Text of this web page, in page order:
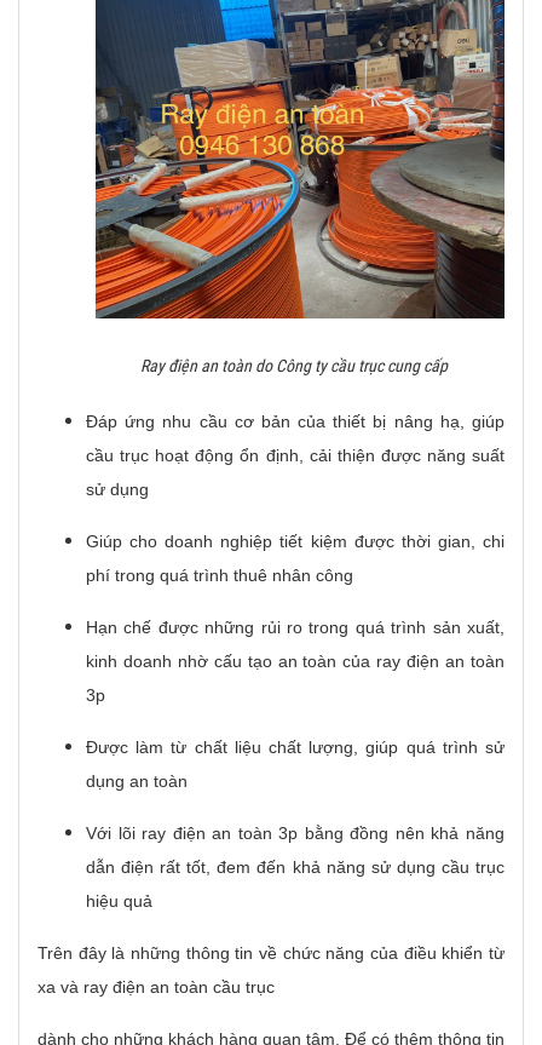
Ray điện an toàn do Công ty cầu trục cung cấp
Đáp ứng nhu cầu cơ bản của thiết bị nâng hạ, giúp
cầu trục hoạt động ổn định, cải thiện được năng suất
sử dụng
Giúp cho doanh nghiệp tiết kiệm được thời gian, chi
phí trong quá trình thuê nhân công
Hạn chế được những rủi ro trong quá trình sản xuất,
kinh doanh nhờ cấu tạo an toàn của ray điện an toàn
3p
Được làm từ chất liệu chất lượng, giúp quá trình sử
dụng an toàn
Với lõi ray điện an toàn 3p bằng đồng nên khả năng
dẫn điện rất tốt, đem đến khả năng sử dụng cầu trục
hiệu quả
Trên đây là những thông tin về chức năng của điều khiển từ
xa và ray điện an toàn cầu trục
dành cho những khách hàng quan tâm. Để có thêm thông tin